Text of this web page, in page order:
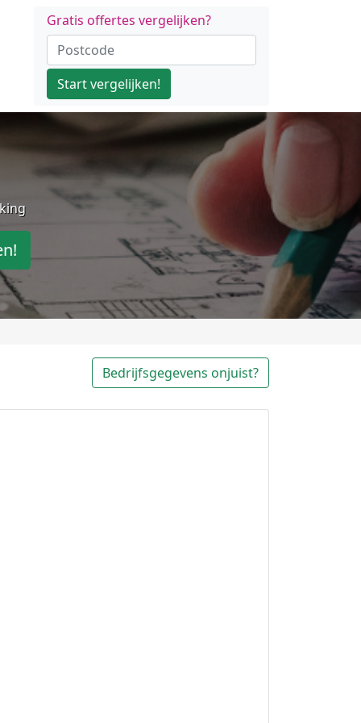
Gratis offertes vergelijken?
Start vergelijken!
Bedrijfsgegevens onjuist?